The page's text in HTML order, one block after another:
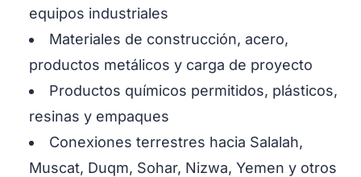
equipos industriales
Materiales de construcción, acero,
productos metálicos y carga de proyecto
Productos químicos permitidos, plásticos,
resinas y empaques
Conexiones terrestres hacia Salalah,
Muscat, Duqm, Sohar, Nizwa, Yemen y otros